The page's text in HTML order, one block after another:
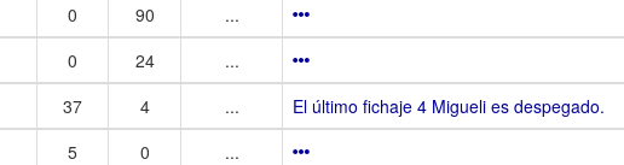
0 90
...
0 24
...
37 4 ...
El último fichaje 4 Migueli es despegado.
5 0
...